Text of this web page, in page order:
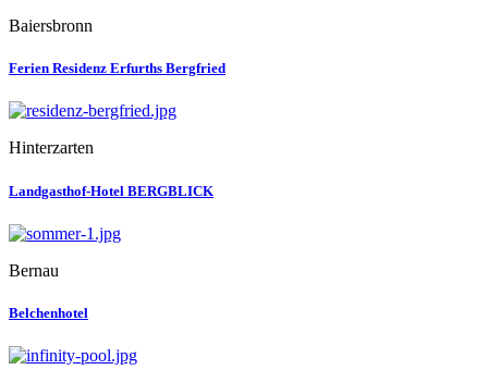
Baiersbronn
Ferien Residenz Erfurths Bergfried
Hinterzarten
Landgasthof-Hotel BERGBLICK
Bernau
Belchenhotel